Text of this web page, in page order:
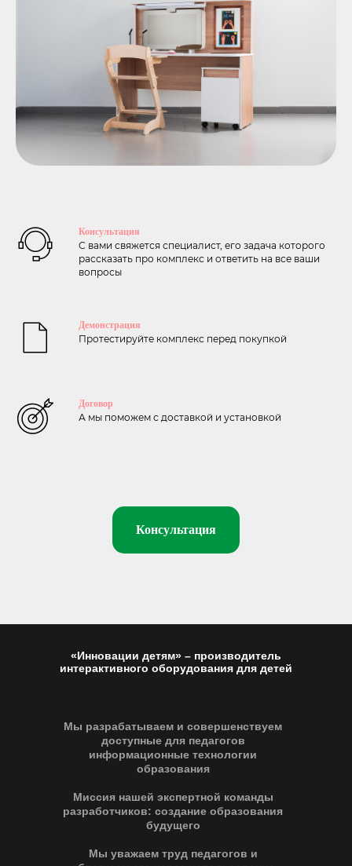
Консультация
С вами свяжется специалист, его задача которого
рассказать про комплекс и ответить на все ваши
вопросы
Демонстрация
Протестируйте комплекс перед покупкой
Договор
А мы поможем с доставкой и установкой
Консультация
«Инновации детям» – производитель
интерактивного оборудования для детей
Мы разрабатываем и совершенствуем
доступные для педагогов
информационные технологии
образования
Миссия нашей экспертной команды
разработчиков: создание образования
будущего
Мы уважаем труд педагогов и